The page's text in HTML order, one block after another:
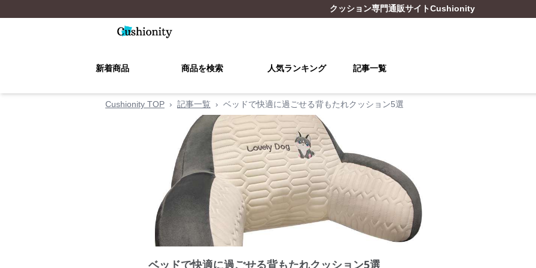
クッション専門通販サイトCushionity
新着商品 商品を検索 人気ランキング 記事一覧
Cushionity TOP › 記事一覧 › ベッドで快適に過ごせる背もたれクッション5選
ベッドで快適に過ごせる背もたれクッション5選